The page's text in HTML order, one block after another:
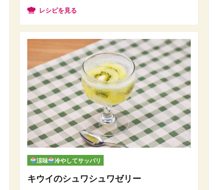
レシピを見る
涼味 冷やしてサッパリ
キウイのシュワシュワゼリー